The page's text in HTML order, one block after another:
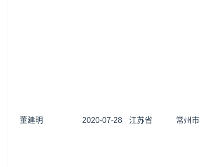
董建明 2020-07-28 江苏省 常州市